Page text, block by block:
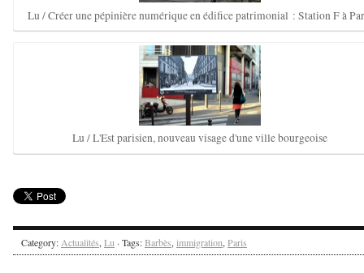
Lu / Créer une pépinière numérique en édifice patrimonial : Station F à
Lu / L'Est parisien, nouveau visage d'une ville bourgeoise
Category: Actualités, Lu · Tags:Barbès, immigration, Paris